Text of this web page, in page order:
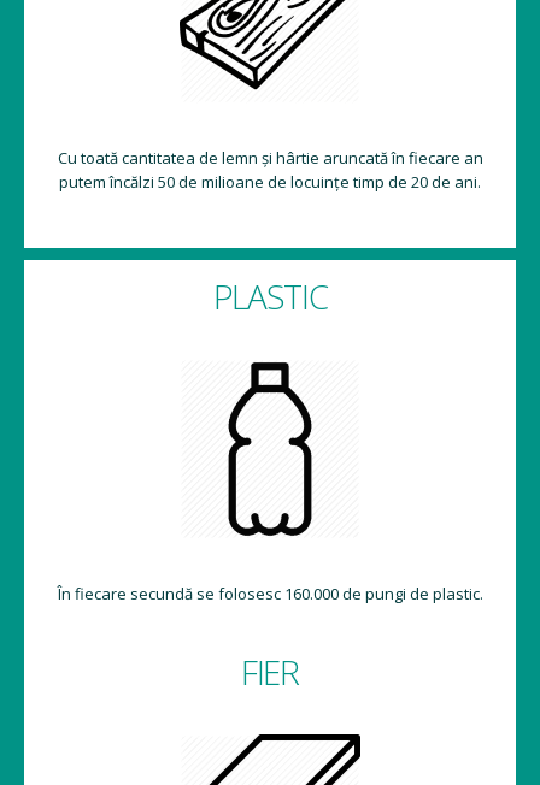
Cu toată cantitatea de lemn și hârtie aruncată în fiecare an
putem încălzi 50 de milioane de locuințe timp de 20 de ani.
PLASTIC
În fiecare secundă se folosesc 160.000 de pungi de plastic.
FIER